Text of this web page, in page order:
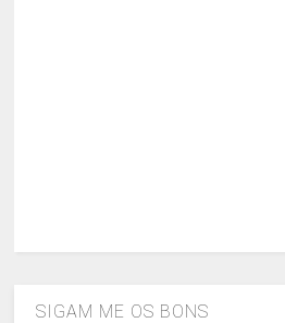
SIGAM ME OS BONS